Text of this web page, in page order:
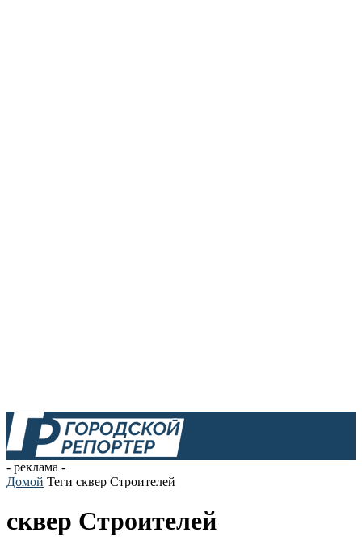
- реклама -
Домой Теги сквер Строителей
сквер Строителей